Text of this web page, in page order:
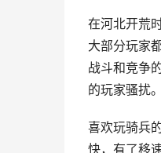
在河北开荒
大部分玩家
战斗和竞争
的玩家骚扰
喜欢玩骑兵
快，有了移